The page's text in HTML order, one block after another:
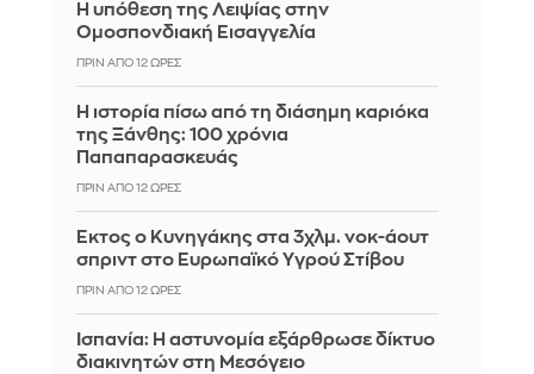
Η υπόθεση της Λειψίας στην
Ομοσπονδιακή Εισαγγελία
ΠΡΙΝ ΑΠΌ 12 ΏΡΕΣ
Η ιστορία πίσω από τη διάσημη καριόκα
της Ξάνθης: 100 χρόνια
Παπαπαρασκευάς
ΠΡΙΝ ΑΠΌ 12 ΏΡΕΣ
Έκτος ο Κυνηγάκης στα 3χλμ. νοκ-άουτ
σπριντ στο Ευρωπαϊκό Υγρού Στίβου
ΠΡΙΝ ΑΠΌ 12 ΏΡΕΣ
Ισπανία: Η αστυνομία εξάρθρωσε δίκτυο
διακινητών στη Μεσόγειο